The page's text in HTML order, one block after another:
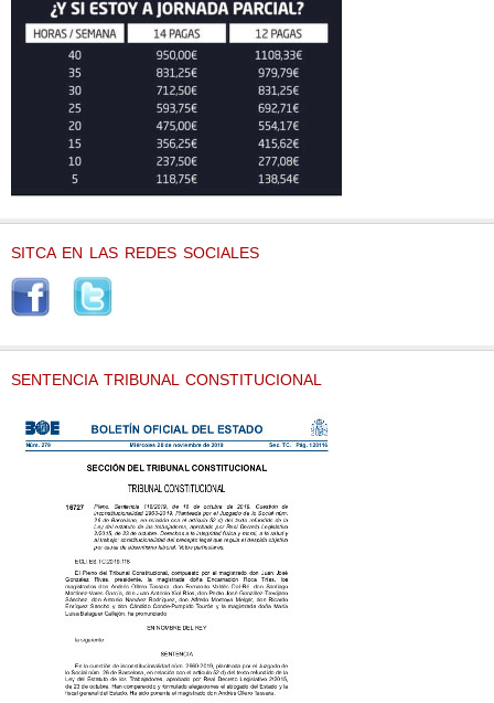
SITCA EN LAS REDES SOCIALES
SENTENCIA TRIBUNAL CONSTITUCIONAL